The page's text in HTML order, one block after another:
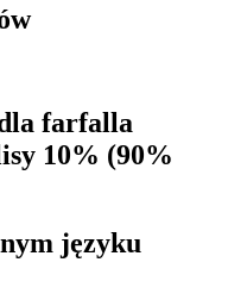
farfalla
10% (90%
języku